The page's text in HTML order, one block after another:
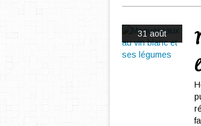
31 août